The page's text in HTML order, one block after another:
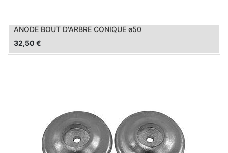
ANODE BOUT D'ARBRE CONIQUE ø50
32,50 €